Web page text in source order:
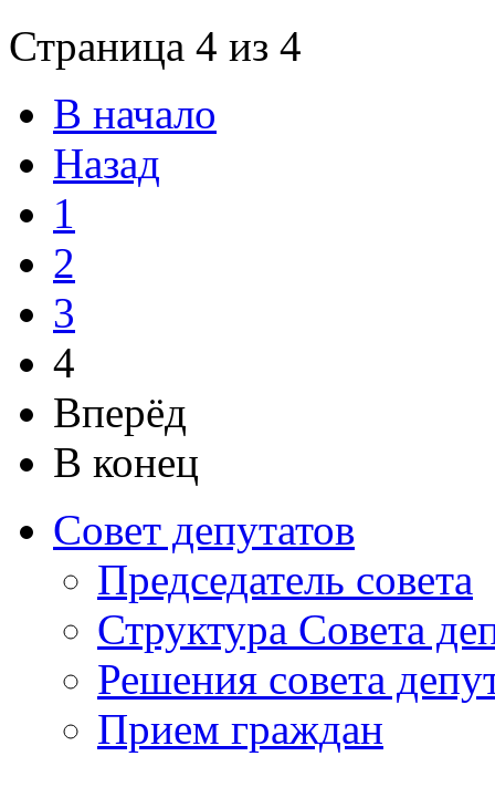
Страница 4 из 4
В начало
Назад
1
2
3
4
Вперёд
В конец
Совет депутатов
Председатель совета
Структура Совета
Решения совета
Прием граждан